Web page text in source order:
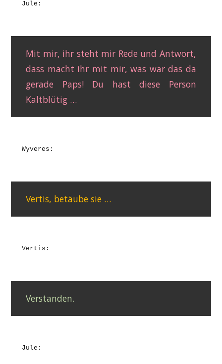
Jule:
Mit mir, ihr steht mir Rede und Antwort,
dass macht ihr mit mir, was war das da
gerade Paps! Du hast diese Person
Kaltblütig …
Wyveres:
Vertis, betäube sie …
Vertis:
Verstanden.
Jule: